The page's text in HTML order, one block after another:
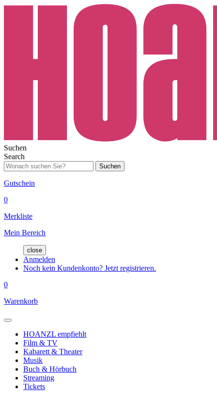
Suchen
Search
Suchen
Gutschein
0
Merkliste
Mein Bereich
close
Anmelden
Noch kein Kundenkonto? Jetzt registrieren.
0
Warenkorb
HOANZL empfiehlt
Film & TV
Kabarett & Theater
Musik
Buch & Hörbuch
Streaming
Tickets